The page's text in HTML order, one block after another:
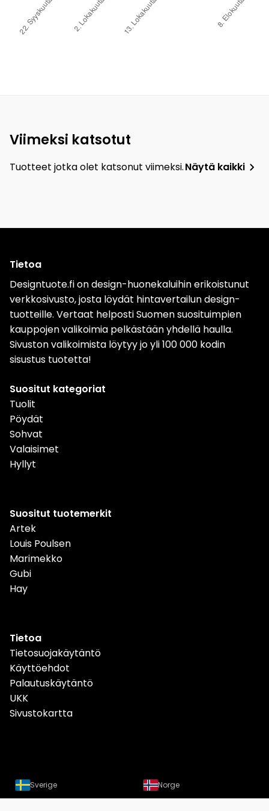
Viimeksi katsotut
Tuotteet jotka olet katsonut viimeksi.Näytä kaikki
Tietoa
Designtuote.fi on design-huonekaluihin erikoistunut
verkkosivusto, josta löydät hintavertailun design-
tuotteille. Vertaat helposti Suomen suosituimpien
kauppojen valikoimia pelkästään yhdellä haulla.
Sivuston valikoimista löytyy jo yli 100 000 kodin
sisustus tuotetta!
Suositut kategoriat
Tuolit
Pöydät
Sohvat
Valaisimet
Hyllyt
Suositut tuotemerkit
Artek
Louis Poulsen
Marimekko
Gubi
Hay
Tietoa
Tietosuojakäytäntö
Käyttöehdot
Palautuskäytäntö
UKK
Sivustokartta
Sverige Norge